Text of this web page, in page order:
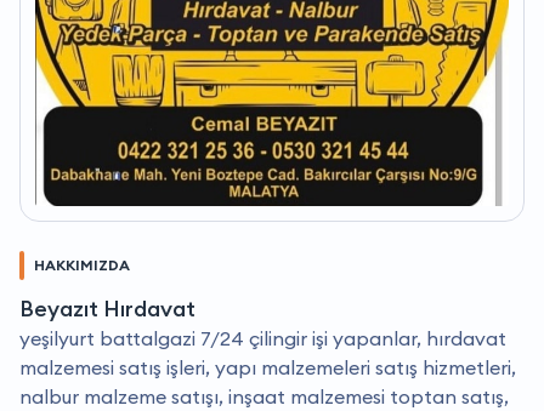
HAKKIMIZDA
Beyazıt Hırdavat
yeşilyurt battalgazi 7/24 çilingir işi yapanlar, hırdavat
malzemesi satış işleri, yapı malzemeleri satış hizmetleri,
nalbur malzeme satışı, inşaat malzemesi toptan satış,